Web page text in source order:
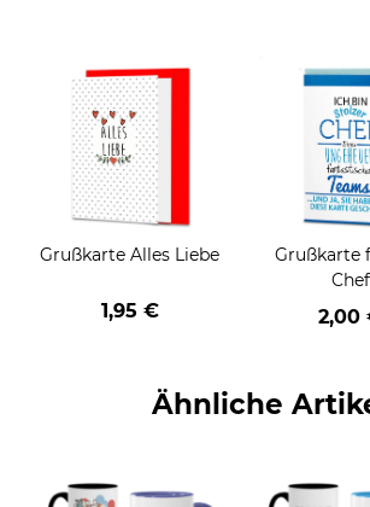
Grußkarte Alles Liebe
1,95 €
Grußkarte
Chef
2,00
Ähnliche